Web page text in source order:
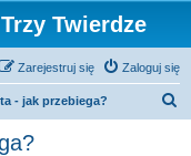
Twierdze
Zaloguj się
Zarejestruj się
- jak przebiega?